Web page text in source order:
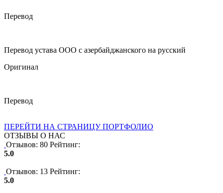
Перевод
Перевод устава ООО с азербайджанского на русский
Оригинал
Перевод
ПЕРЕЙТИ НА СТРАНИЦУ ПОРТФОЛИО
ОТЗЫВЫ О НАС
Отзывов: 80 Рейтинг:
5.0
Отзывов: 13 Рейтинг:
5.0